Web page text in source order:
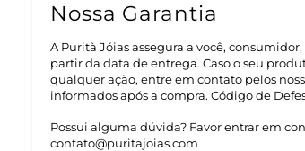
Nossa Garantia
A Purità Jóias assegura a você,
partir da data de entrega. Caso o seu
qualquer ação, entre em contato pelos
informados após a compra. Código de
Possui alguma dúvida? Favor entrar em
contato@puritajoias.com